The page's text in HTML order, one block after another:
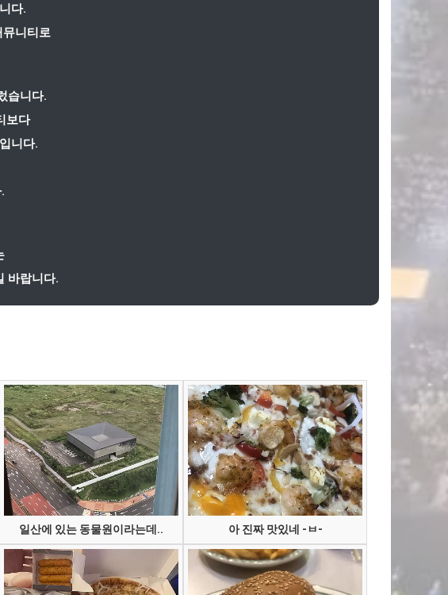
다.
니티로
습니다.
보다
니다.
바랍니다.
일산에 있는 동물원이라는데.. 아 진짜 맛있네 -ㅂ-